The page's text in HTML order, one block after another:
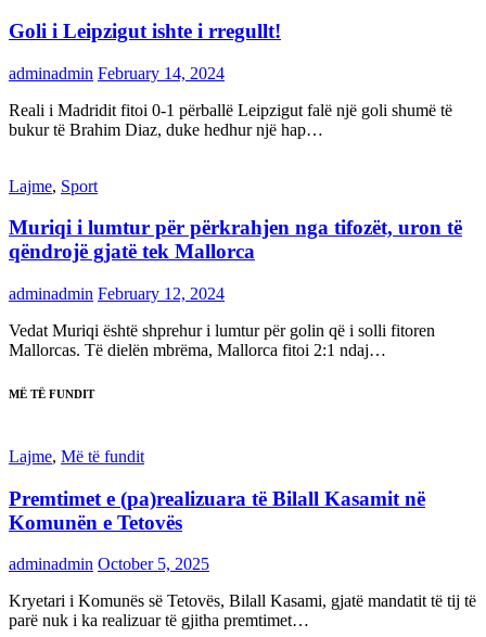
Goli i Leipzigut ishte i rregullt!
adminadmin February 14, 2024
Reali i Madridit fitoi 0-1 përballë Leipzigut falë një goli shumë të
bukur të Brahim Diaz, duke hedhur një hap…
Lajme, Sport
Muriqi i lumtur për përkrahjen nga tifozët, uron të
qëndrojë gjatë tek Mallorca
adminadmin February 12, 2024
Vedat Muriqi është shprehur i lumtur për golin që i solli fitoren
Mallorcas. Të dielën mbrëma, Mallorca fitoi 2:1 ndaj…
MË TË FUNDIT
Lajme, Më të fundit
Premtimet e (pa)realizuara të Bilall Kasamit në
Komunën e Tetovës
adminadmin October 5, 2025
Kryetari i Komunës së Tetovës, Bilall Kasami, gjatë mandatit të tij të
parë nuk i ka realizuar të gjitha premtimet…